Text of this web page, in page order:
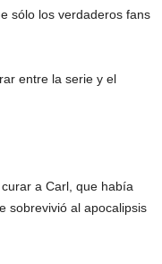
sólo los verdaderos fans
entre la serie y el
a Carl, que había
sobrevivió al apocalipsis